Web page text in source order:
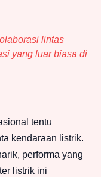
lintas
yang luar biasa di
tentu
kendaraan listrik.
performa yang
listrik ini